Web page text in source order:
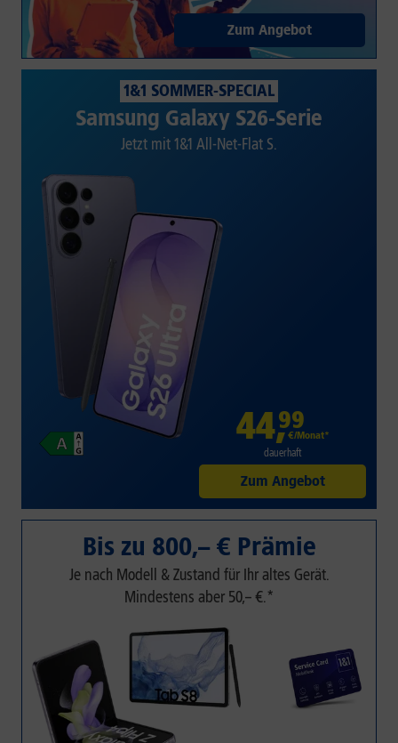
Zum Angebot
1&1 SOMMER-SPECIAL
Samsung Galaxy S26-Serie
Jetzt mit 1&1 All-Net-Flat S.
44,99
€/Monat*
dauerhaft
Zum Angebot
Bis zu 800,– € Prämie
Je nach Modell & Zustand für Ihr altes Gerät.
Mindestens aber 50,– €.*